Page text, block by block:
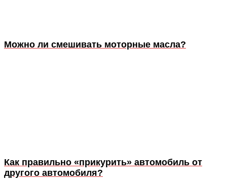
Можно ли смешивать моторные масла?
Как правильно «прикурить» автомобиль от
другого автомобиля?